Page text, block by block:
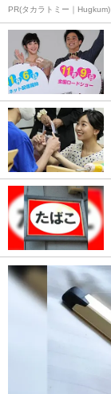
PR(タカラトミー｜Hugkum)